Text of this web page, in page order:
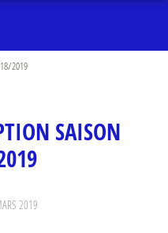
2019
SAISON
2019